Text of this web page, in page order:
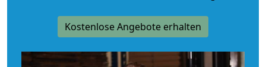
Kostenlose Angebote erhalten